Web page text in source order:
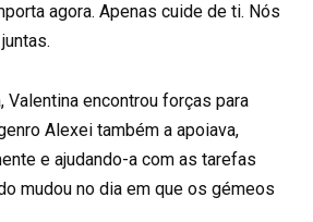
agora. Apenas cuide de ti. Nós
Valentina encontrou forças para
Alexei também a apoiava,
e ajudando-a com as tarefas
mudou no dia em que os gémeos